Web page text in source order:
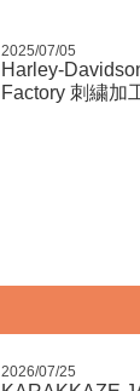
2025/07/05
Harley-
Factory 刺繍加
2026/07/25